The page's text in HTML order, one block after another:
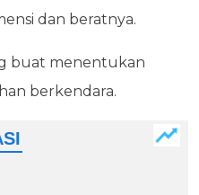
dan beratnya.
buat menentukan
berkendara.